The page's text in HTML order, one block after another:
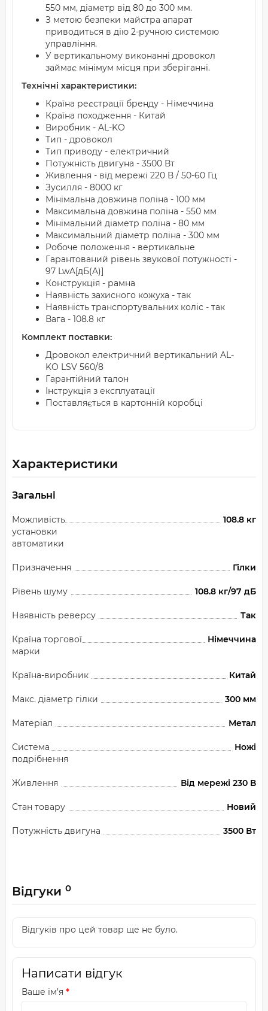
550 мм, діаметр від 80 до 300 мм.
З метою безпеки майстра апарат
приводиться в дію 2-ручною системою
управління.
У вертикальному виконанні дровокол
займає мінімум місця при зберіганні.
Технічні характеристики:
Країна реєстрації бренду - Німеччина
Країна походження - Китай
Виробник - AL-KO
Тип - дровокол
Тип приводу - електричний
Потужність двигуна - 3500 Вт
Живлення - від мережі 220 В / 50-60 Гц
Зусилля - 8000 кг
Мінімальна довжина поліна - 100 мм
Максимальна довжина поліна - 550 мм
Мінімальний діаметр поліна - 80 мм
Максимальний діаметр поліна - 300 мм
Робоче положення - вертикальне
Гарантований рівень звукової потужності -
97 LwA[дБ(A)]
Конструкція - рамна
Наявність захисного кожуха - так
Наявність транспортувальних коліс - так
Вага - 108.8 кг
Комплект поставки:
Дровокол електричний вертикальний AL-
KO LSV 560/8
Гарантійний талон
Інструкція з експлуатації
Поставляється в картонній коробці
Характеристики
Загальні
Можливість
установки
автоматики
108.8 кг
Призначення Гілки
Рівень шуму 108.8 кг/97 дБ
Наявність реверсу Так
Країна торгової
марки
Німеччина
Країна-виробник Китай
Макс. діаметр гілки 300 мм
Матеріал Метал
Система
подрібнення
Ножі
Живлення Від мережі 230 В
Стан товару Новий
Потужність двигуна 3500 Вт
Відгуки 0
Відгуків про цей товар ще не було.
Написати відгук
Ваше ім’я